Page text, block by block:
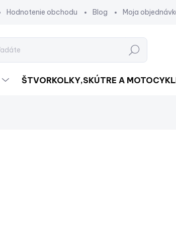
Hodnotenie obchodu Blog Moja
Hľadať
ŠTVORKOLKY,SKÚTRE A